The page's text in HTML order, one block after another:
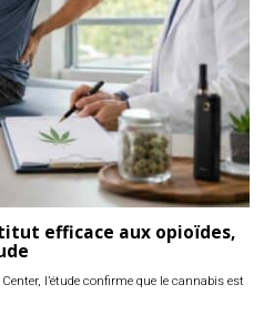
efficace aux opioïdes,
l’étude confirme que le cannabis est